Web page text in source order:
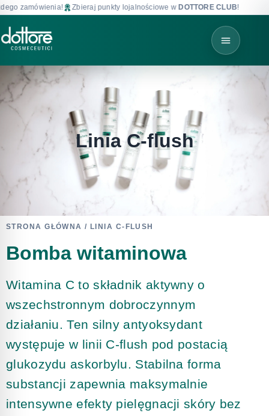
Zbieraj punkty lojalnościowe wDOTTORE CLUB!
Linia C-flush
STRONA GŁÓWNA / LINIA C-FLUSH
Bomba witaminowa
Witamina C to składnik aktywny o
wszechstronnym dobroczynnym
działaniu. Ten silny antyoksydant
występuje w linii C-flush pod postacią
glukozydu askorbylu. Stabilna forma
substancji zapewnia maksymalnie
intensywne efekty pielęgnacji skóry bez